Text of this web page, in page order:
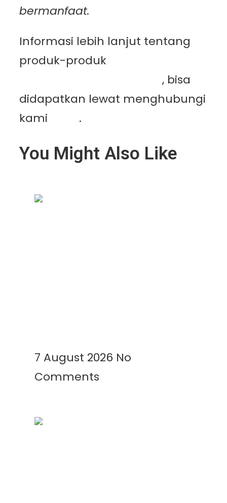
bermanfaat.
Informasi lebih lanjut tentang
produk-produk
, bisa
didapatkan lewat menghubungi
kami
.
You Might Also Like
7 August 2026 No
Comments